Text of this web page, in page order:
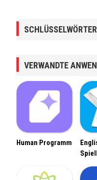
SCHLÜSSELWÖRTER
VERWANDTE
Human Programm